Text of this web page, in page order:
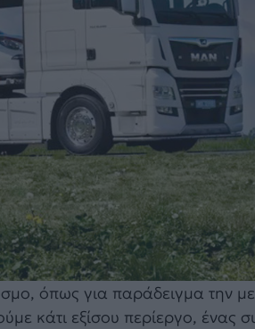
όπως για παράδειγμα την
κάτι εξίσου περίεργο, ένας